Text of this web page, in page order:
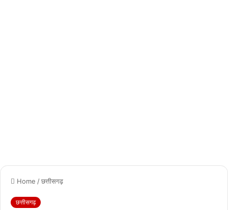
Home /छत्तीसगढ़
छत्तीसगढ़